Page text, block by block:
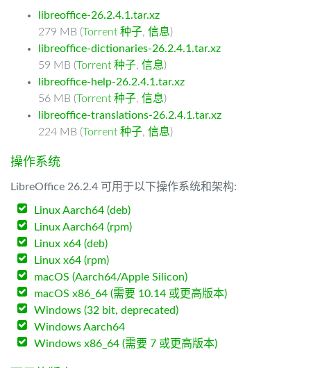
libreoffice-26.2.4.1.tar.xz
279 MB (Torrent 种子, 信息)
libreoffice-dictionaries-26.2.4.1.tar.xz
59 MB (Torrent 种子, 信息)
libreoffice-help-26.2.4.1.tar.xz
56 MB (Torrent 种子, 信息)
libreoffice-translations-26.2.4.1.tar.xz
224 MB (Torrent 种子, 信息)
操作系统
LibreOffice 26.2.4 可用于以下操作系统和架构:
Linux Aarch64 (deb)
Linux Aarch64 (rpm)
Linux x64 (deb)
Linux x64 (rpm)
macOS (Aarch64/Apple Silicon)
macOS x86_64 (需要 10.14 或更高版本)
Windows (32 bit, deprecated)
Windows Aarch64
Windows x86_64 (需要 7 或更高版本)